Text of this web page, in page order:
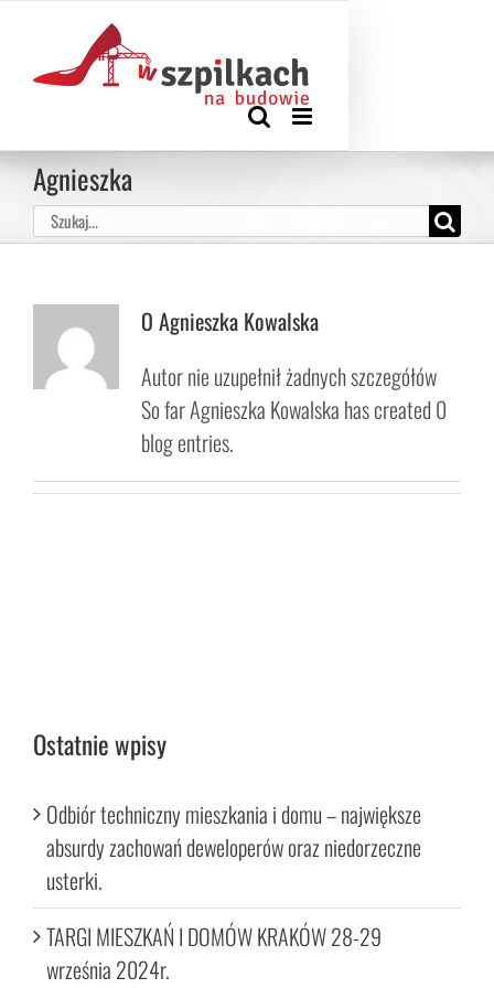
zawartości
Rejestracja Moje konto
Agnieszka
Szukaj
O Agnieszka Kowalska
Autor nie uzupełnił żadnych szczegółów
So far Agnieszka Kowalska has created 0
blog entries.
Ostatnie wpisy
Odbiór techniczny mieszkania i domu – największe
absurdy zachowań deweloperów oraz niedorzeczne
usterki.
TARGI MIESZKAŃ I DOMÓW KRAKÓW 28-29
września 2024r.